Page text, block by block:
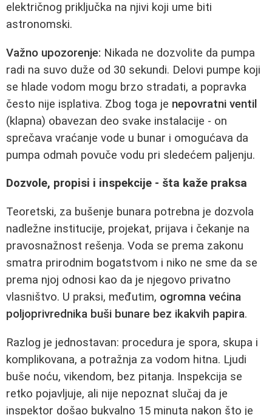
električnog priključka na njivi koji ume biti
astronomski.
Važno upozorenje: Nikada ne dozvolite da pumpa
radi na suvo duže od 30 sekundi. Delovi pumpe koji
se hlade vodom mogu brzo stradati, a popravka
često nije isplativa. Zbog toga je nepovratni ventil
(klapna) obavezan deo svake instalacije - on
sprečava vraćanje vode u bunar i omogućava da
pumpa odmah povuče vodu pri sledećem paljenju.
Dozvole, propisi i inspekcije - šta kaže praksa
Teoretski, za bušenje bunara potrebna je dozvola
nadležne institucije, projekat, prijava i čekanje na
pravosnažnost rešenja. Voda se prema zakonu
smatra prirodnim bogatstvom i niko ne sme da se
prema njoj odnosi kao da je njegovo privatno
vlasništvo. U praksi, međutim, ogromna većina
poljoprivrednika buši bunare bez ikakvih papira.
Razlog je jednostavan: procedura je spora, skupa i
komplikovana, a potražnja za vodom hitna. Ljudi
buše noću, vikendom, bez pitanja. Inspekcija se
retko pojavljuje, ali nije nepoznat slučaj da je
inspektor došao bukvalno 15 minuta nakon što je